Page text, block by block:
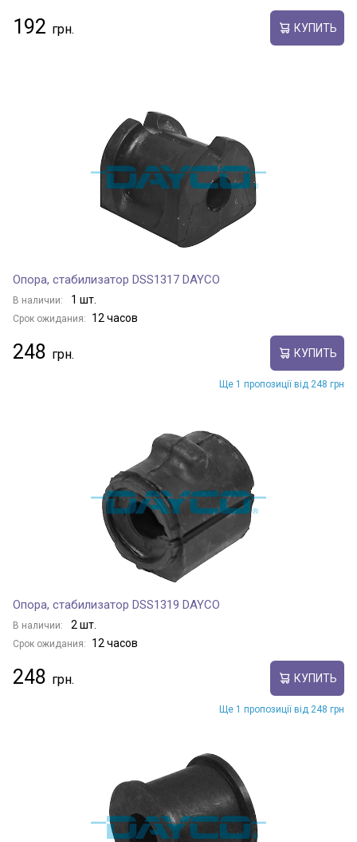
192 КУПИТЬ
Опора, стабилизатор DSS1317 DAYCO
В наличии: 1 шт.
Срок ожидания: 12 часов
248 КУПИТЬ
Ще 1 пропозиції від 248 грн
Опора, стабилизатор DSS1319 DAYCO
В наличии: 2 шт.
Срок ожидания: 12 часов
248 КУПИТЬ
Ще 1 пропозиції від 248 грн